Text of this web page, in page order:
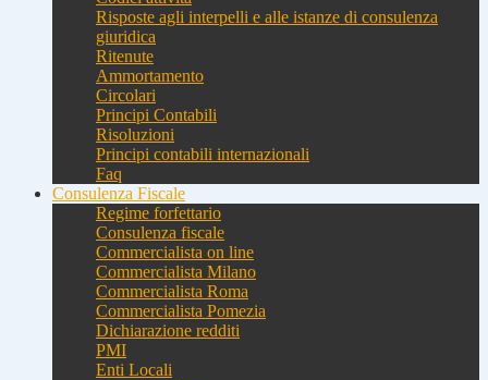
Risposte agli interpelli e alle istanze di consulenza
giuridica
Ritenute
Ammortamento
Circolari
Principi Contabili
Risoluzioni
Principi contabili internazionali
Faq
Consulenza Fiscale
Regime forfettario
Consulenza fiscale
Commercialista on line
Commercialista Milano
Commercialista Roma
Commercialista Pomezia
Dichiarazione redditi
PMI
Enti Locali